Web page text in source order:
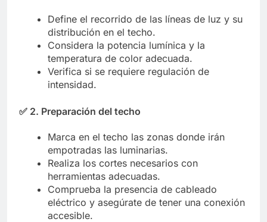
Define el recorrido de las líneas de luz y su
distribución en el techo.
Considera la potencia lumínica y la
temperatura de color adecuada.
Verifica si se requiere regulación de
intensidad.
✅ 2. Preparación del techo
Marca en el techo las zonas donde irán
empotradas las luminarias.
Realiza los cortes necesarios con
herramientas adecuadas.
Comprueba la presencia de cableado
eléctrico y asegúrate de tener una conexión
accesible.